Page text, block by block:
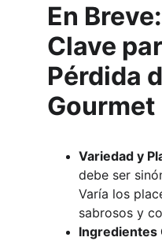
En
Clave
Pérdida
Gourmet
Variedad y
debe ser
Varía los
sabrosos y
Ingredientes